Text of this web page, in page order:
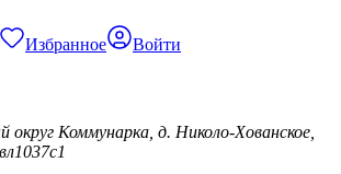
Избранное Войти
округ Коммунарка, д. Николо-Хованское,